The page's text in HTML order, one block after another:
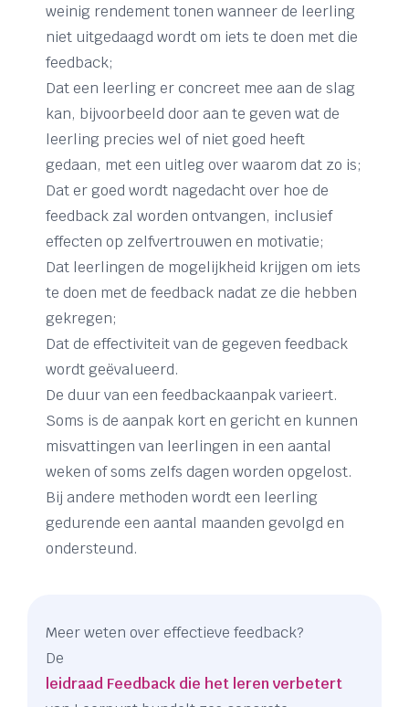
weinig rendement tonen wanneer de leerling
niet uitgedaagd wordt om iets te doen met die
feedback;
Dat een leerling er concreet mee aan de slag
kan, bijvoorbeeld door aan te geven wat de
leerling precies wel of niet goed heeft
gedaan, met een uitleg over waarom dat zo is;
Dat er goed wordt nagedacht over hoe de
feedback zal worden ontvangen, inclusief
effecten op zelfvertrouwen en motivatie;
Dat leerlingen de mogelijkheid krijgen om iets
te doen met de feedback nadat ze die hebben
gekregen;
Dat de effectiviteit van de gegeven feedback
wordt geëvalueerd.
De duur van een feedbackaanpak varieert.
Soms is de aanpak kort en gericht en kunnen
misvattingen van leerlingen in een aantal
weken of soms zelfs dagen worden opgelost.
Bij andere methoden wordt een leerling
gedurende een aantal maanden gevolgd en
ondersteund.
Meer weten over effectieve feedback?
De
leidraad Feedback die het leren verbetert